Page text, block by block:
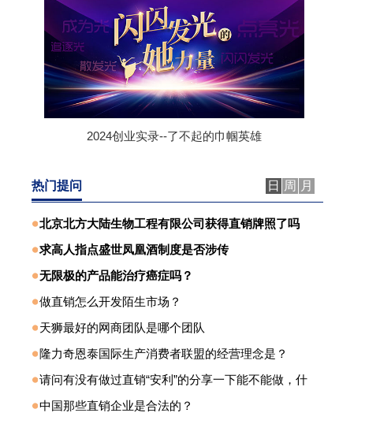
2024创业实录--了不起的巾帼英雄
热门提问 日 周 月
北京北方大陆生物工程有限公司获得直销牌照了吗
求高人指点盛世凤凰酒制度是否涉传
无限极的产品能治疗癌症吗？
做直销怎么开发陌生市场？
天狮最好的网商团队是哪个团队
隆力奇恩泰国际生产消费者联盟的经营理念是？
请问有没有做过直销“安利”的分享一下能不能做，什
中国那些直销企业是合法的？